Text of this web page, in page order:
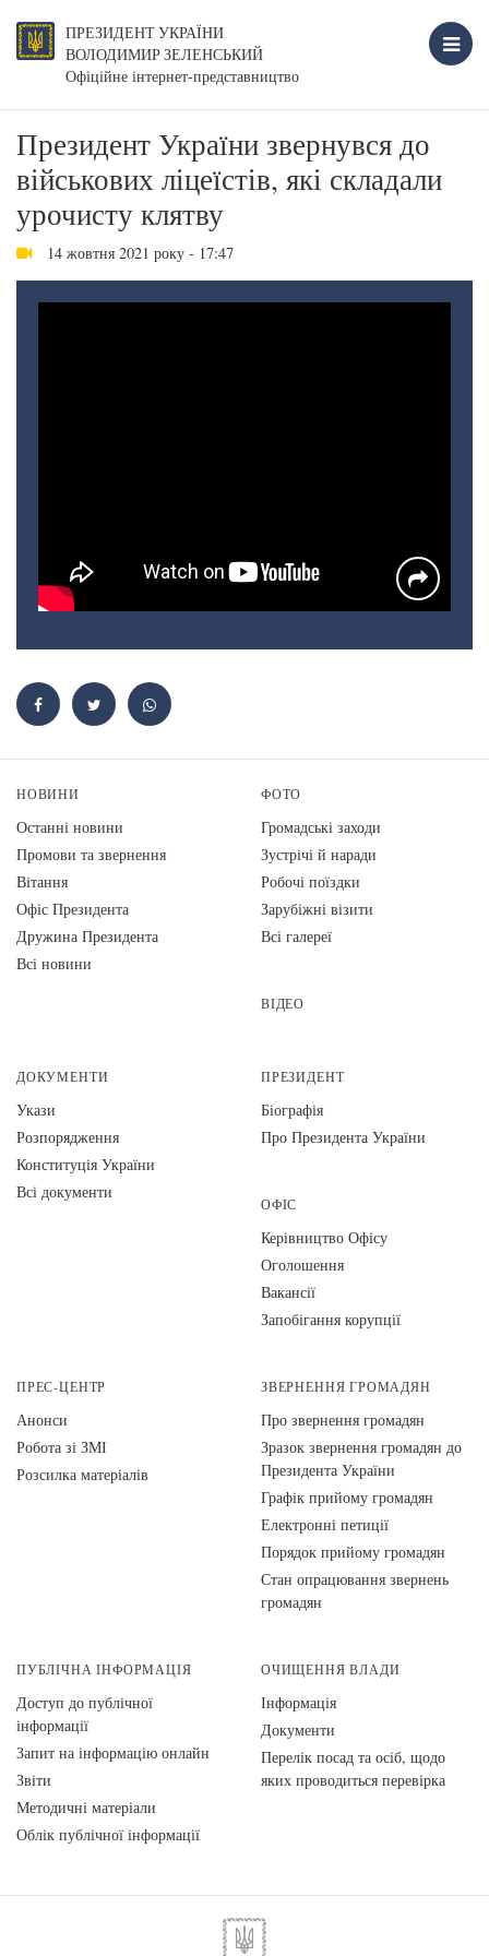
ПРЕЗИДЕНТ УКРАЇНИ
ВОЛОДИМИР ЗЕЛЕНСЬКИЙ
Офіційне інтернет-представництво
Президент України звернувся до
військових ліцеїстів, які складали
урочисту клятву
14 жовтня 2021 року - 17:47
НОВИНИ
Останні новини
Промови та звернення
Вiтання
Офіс Президента
Дружина Президента
Всі новини
ФОТО
Громадські заходи
Зустрічі й наради
Робочі поїздки
Зарубіжні візити
Всі галереї
ВІДЕО
ДОКУМЕНТИ
Укази
Розпорядження
Конституція України
Всі документи
ПРЕЗИДЕНТ
Біографія
Про Президента України
ОФІС
Керівництво Офісу
Оголошення
Вакансії
Запобігання корупції
ПРЕС-ЦЕНТР
Анонси
Робота зі ЗМІ
Розсилка матеріалів
ЗВЕРНЕННЯ ГРОМАДЯН
Про звернення громадян
Зразок звернення громадян до
Президента України
Графік прийому громадян
Електронні петиції
Порядок прийому громадян
Стан опрацювання звернень
громадян
ПУБЛІЧНА ІНФОРМАЦІЯ
Доступ до публічної
інформації
Запит на інформацію онлайн
Звіти
Методичні матеріали
Облік публічної інформації
ОЧИЩЕННЯ ВЛАДИ
Інформація
Документи
Перелік посад та осіб, щодо
яких проводиться перевірка